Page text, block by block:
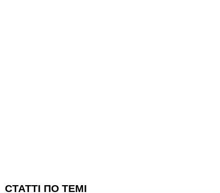
CТАТТІ ПО ТЕМІ